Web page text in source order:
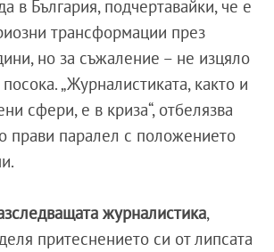
в България, подчертавайки, че е
трансформации през
но за съжаление – не изцяло
„Журналистиката, както и
сфери, е в криза“, отбелязва
прави паралел с положението
журналистика,
притеснението си от липсата